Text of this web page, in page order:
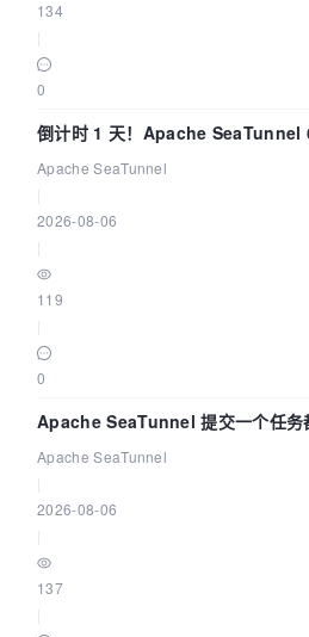
134
0
倒计时 1 天！Apache SeaTunnel
Community Over Code Asia 2026
Apache SeaTunnel
2026-08-06
119
0
Apache SeaTunnel 提交一个任务
Apache SeaTunnel
2026-08-06
137